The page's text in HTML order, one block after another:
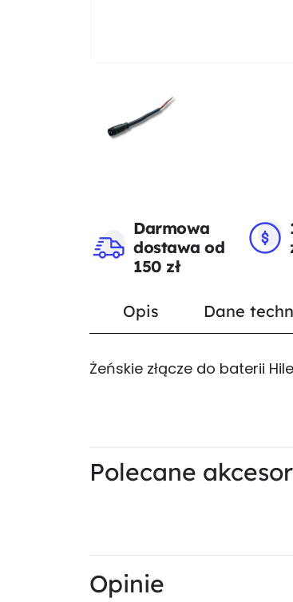
Darmowa
dostawa od
150 zł
Opis Dane
Żeńskie złącze do baterii
Polecane
Opinie